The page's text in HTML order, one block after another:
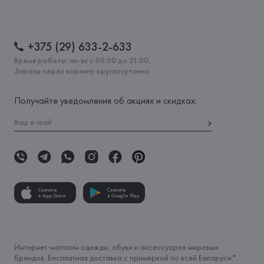
+375 (29) 633-2-633
Время работы: пн-вс с 09:00 до 21:00,
Заказы через корзину круглосуточно
Получайте уведомления об акциях и скидках:
Скачать
в App Store
Скачать
в Google Play
Интернет-магазин одежды, обуви и аксессуаров мировых
брендов. Бесплатная доставка с примеркой по всей Беларуси*.